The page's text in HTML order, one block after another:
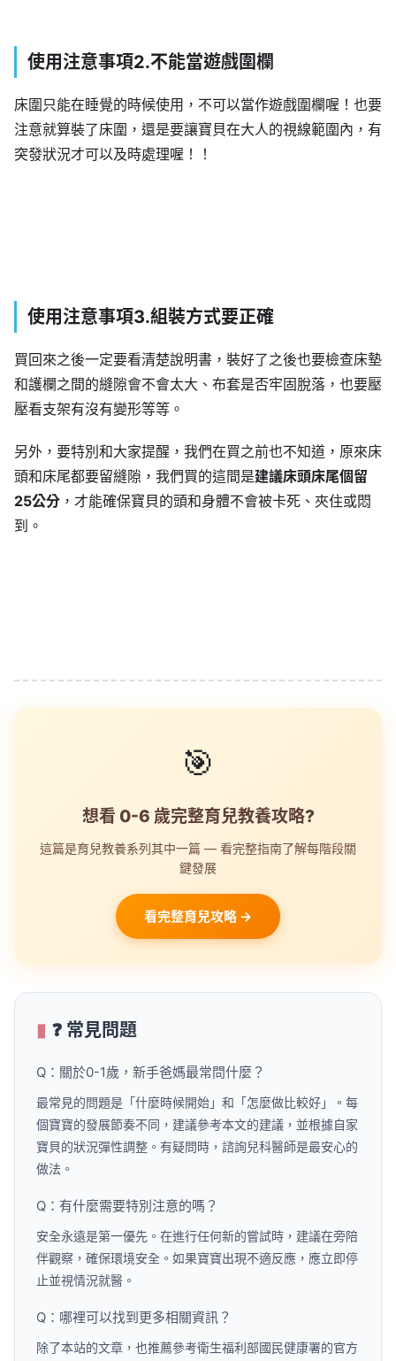
使用注意事項2.不能當遊戲圍欄
床圍只能在睡覺的時候使用，不可以當作遊戲圍欄喔！也要
注意就算裝了床圍，還是要讓寶貝在大人的視線範圍內，有
突發狀況才可以及時處理喔！！
使用注意事項3.組裝方式要正確
買回來之後一定要看清楚說明書，裝好了之後也要檢查床墊
和護欄之間的縫隙會不會太大、布套是否牢固脫落，也要壓
壓看支架有沒有變形等等。
另外，要特別和大家提醒，我們在買之前也不知道，原來床
頭和床尾都要留縫隙，我們買的這間是建議床頭床尾個留
25公分 ，才能確保寶貝的頭和身體不會被卡死、夾住或悶
到。
🎯
想看 0-6 歲完整育兒教養攻略?
這篇是育兒教養系列其中一篇 — 看完整指南了解每階段關
鍵發展
看完整育兒攻略 →
❓ 常見問題
Q：關於0-1歲，新手爸媽最常問什麼？
最常見的問題是「什麼時候開始」和「怎麼做比較好」。每
個寶寶的發展節奏不同，建議參考本文的建議，並根據自家
寶貝的狀況彈性調整。有疑問時，諮詢兒科醫師是最安心的
做法。
Q：有什麼需要特別注意的嗎？
安全永遠是第一優先。在進行任何新的嘗試時，建議在旁陪
伴觀察，確保環境安全。如果寶寶出現不適反應，應立即停
止並視情況就醫。
Q：哪裡可以找到更多相關資訊？
除了本站的文章，也推薦參考衛生福利部國民健康署的官方